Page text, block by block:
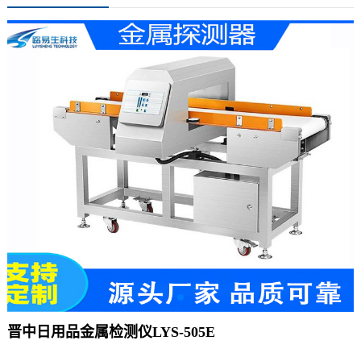
晋中日用品金属检测仪LYS-505E